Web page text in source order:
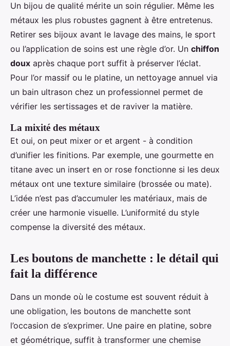
Un bijou de qualité mérite un soin régulier. Même les
métaux les plus robustes gagnent à être entretenus.
Retirer ses bijoux avant le lavage des mains, le sport
ou l’application de soins est une règle d’or. Un chiffon
doux après chaque port suffit à préserver l’éclat.
Pour l’or massif ou le platine, un nettoyage annuel via
un bain ultrason chez un professionnel permet de
vérifier les sertissages et de raviver la matière.
La mixité des métaux
Et oui, on peut mixer or et argent - à condition
d’unifier les finitions. Par exemple, une gourmette en
titane avec un insert en or rose fonctionne si les deux
métaux ont une texture similaire (brossée ou mate).
L’idée n’est pas d’accumuler les matériaux, mais de
créer une harmonie visuelle. L’uniformité du style
compense la diversité des métaux.
Les boutons de manchette : le détail qui
fait la différence
Dans un monde où le costume est souvent réduit à
une obligation, les boutons de manchette sont
l’occasion de s’exprimer. Une paire en platine, sobre
et géométrique, suffit à transformer une chemise